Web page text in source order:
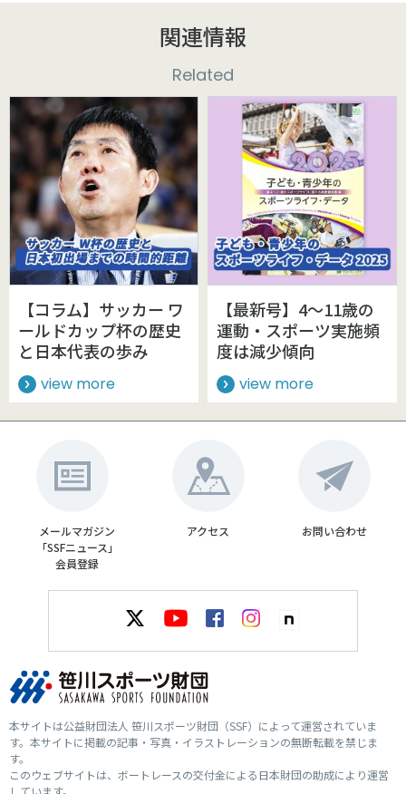
関連情報
Related
【コラム】サッカー ワ
ールドカップ杯の歴史
と日本代表の歩み
view more
【最新号】4～11歳の
運動・スポーツ実施頻
度は減少傾向
view more
メールマガジン
「SSFニュース」
会員登録
アクセス お問い合わせ
本サイトは公益財団法人 笹川スポーツ財団（SSF）によって運営されていま
す。本サイトに掲載の記事・写真・イラストレーションの無断転載を禁じま
す。
このウェブサイトは、ボートレースの交付金による日本財団の助成により運営